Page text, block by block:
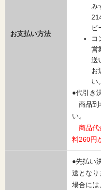
お支払い方法
み
ビ
コ
営
送
お
い。
●代引き
商品到
い。
商品代
料260円
●先払い
送となり
場合には